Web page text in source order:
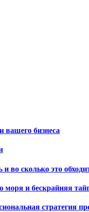
бизнеса
во сколько это
и бескрайняя
стратегия